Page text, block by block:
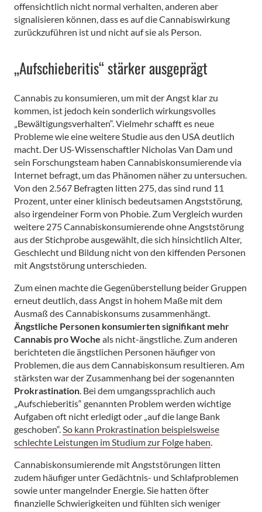
offensichtlich nicht normal verhalten, anderen aber
signalisieren können, dass es auf die Cannabiswirkung
zurückzuführen ist und nicht auf sie als Person.
„Aufschieberitis“ stärker ausgeprägt
Cannabis zu konsumieren, um mit der Angst klar zu
kommen, ist jedoch kein sonderlich wirkungsvolles
„Bewältigungsverhalten“. Vielmehr schafft es neue
Probleme wie eine weitere Studie aus den USA deutlich
macht. Der US-Wissenschaftler Nicholas Van Dam und
sein Forschungsteam haben Cannabiskonsumierende via
Internet befragt, um das Phänomen näher zu untersuchen.
Von den 2.567 Befragten litten 275, das sind rund 11
Prozent, unter einer klinisch bedeutsamen Angststörung,
also irgendeiner Form von Phobie. Zum Vergleich wurden
weitere 275 Cannabiskonsumierende ohne Angststörung
aus der Stichprobe ausgewählt, die sich hinsichtlich Alter,
Geschlecht und Bildung nicht von den kiffenden Personen
mit Angststörung unterschieden.
Zum einen machte die Gegenüberstellung beider Gruppen
erneut deutlich, dass Angst in hohem Maße mit dem
Ausmaß des Cannabiskonsums zusammenhängt.
Ängstliche Personen konsumierten signifikant mehr
Cannabis pro Woche als nicht-ängstliche. Zum anderen
berichteten die ängstlichen Personen häufiger von
Problemen, die aus dem Cannabiskonsum resultieren. Am
stärksten war der Zusammenhang bei der sogenannten
Prokrastination. Bei dem umgangssprachlich auch
„Aufschieberitis“ genannten Problem werden wichtige
Aufgaben oft nicht erledigt oder „auf die lange Bank
geschoben“.So kann Prokrastination beispielsweise
schlechte Leistungen im Studium zur Folge haben.
Cannabiskonsumierende mit Angststörungen litten
zudem häufiger unter Gedächtnis- und Schlafproblemen
sowie unter mangelnder Energie. Sie hatten öfter
finanzielle Schwierigkeiten und fühlten sich weniger